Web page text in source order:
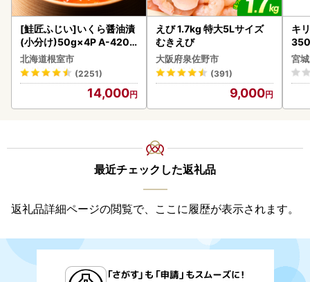
[鮭匠ふじい]いくら醤油漬
(小分け)50g×4P A-4209
5
北海道根室市
(2251)
14,000
えび 1.7kg 特大5Lサイズ
むきえび
大阪府泉佐野市
(391)
9,000
キ
ー
宮
最近チェックした返礼品
返礼品詳細ページの閲覧で、ここに履歴が表示されます。